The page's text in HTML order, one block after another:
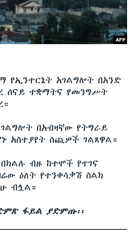
የኢንተርኔት አገልግሎት በአንድ
ሰናይ ተቋማትና የመንግሥት
በአብዛኛው የትግራይ
አስተያየት ሰጪዎች ገልጸዋል።
ብዙ ከተሞች የጥገና
ዕለት የተንቀሳቃሽ ስልክ
ብሏል።
ፋይል ያድምጡ፡፡